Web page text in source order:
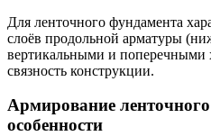
Для ленточного фундамента
слоёв продольной арматуры
вертикальными и
связность конструкции.
Армирование
особенности